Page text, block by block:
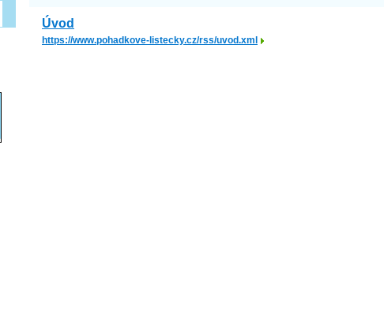
Úvod
https://www.pohadkove-listecky.cz/rss/uvod.xml